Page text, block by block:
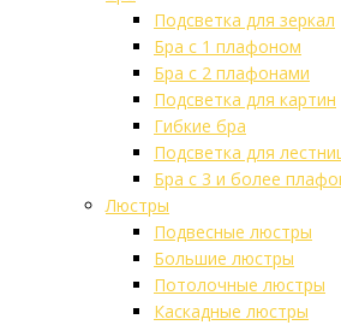
Подсветка для зеркал
Бра с 1 плафоном
Бра с 2 плафонами
Подсветка для картин
Гибкие бра
Подсветка для
Бра с 3 и более
Люстры
Подвесные люстры
Большие люстры
Потолочные люстры
Каскадные люстры